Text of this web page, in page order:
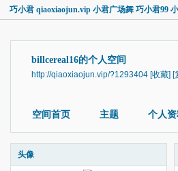
巧小君 qiaoxiaojun.vip 小君广场舞 巧小君99
billcereal16的个人空间
http://qiaoxiaojun.vip/?1293404 [收藏] [
空间首页 主题 个人
头像